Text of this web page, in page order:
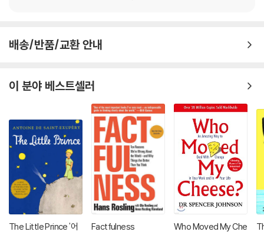
배송/반품/교환 안내
이 분야 베스트셀러
The Little Prince '어
Factfulness
Who Moved My Che